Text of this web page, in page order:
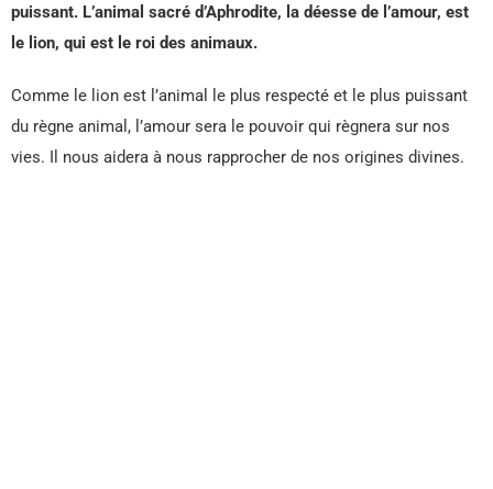
puissant. L’animal sacré d’Aphrodite, la déesse de l’amour, est
le lion, qui est le roi des animaux.
Comme le lion est l’animal le plus respecté et le plus puissant
du règne animal, l’amour sera le pouvoir qui règnera sur nos
vies. Il nous aidera à nous rapprocher de nos origines divines.